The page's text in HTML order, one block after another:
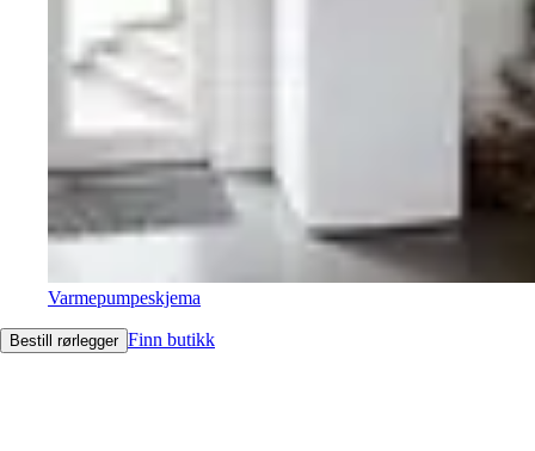
Varmepumpeskjema
Bestill rørlegger Finn butikk